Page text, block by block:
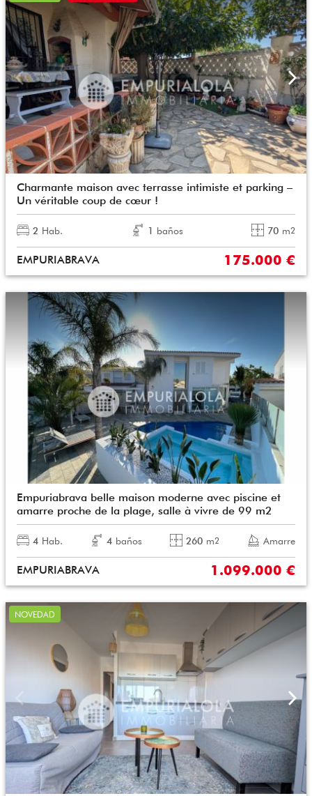
Charmante maison avec terrasse intimiste et parking –
Un véritable coup de cœur !
2 Hab. 1 baños 70 m2
EMPURIABRAVA 175.000 €
Empuriabrava belle maison moderne avec piscine et
amarre proche de la plage, salle à vivre de 99 m2
4 Hab. 4 baños 260 m2 Amarre
EMPURIABRAVA 1.099.000 €
NOVEDAD